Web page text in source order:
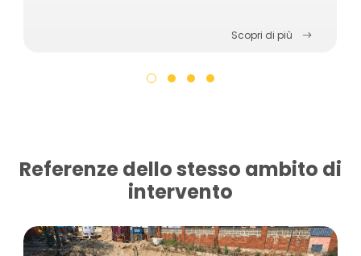
Scopri di più
Referenze dello stesso ambito di
intervento